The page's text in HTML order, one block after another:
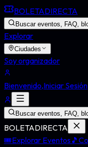
BOLETADIRECTA
Buscar eventos, FAQ,
Explorar
Ciudades
Soy organizador
Bienvenido,Iniciar Sesión
Buscar eventos, FAQ,
BOLETADIRECTA
🎟️Explorar Eventos🎵